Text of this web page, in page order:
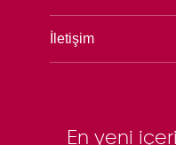
İletişim
En yeni